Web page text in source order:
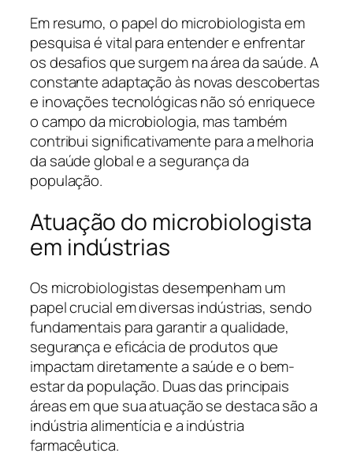
Em resumo, o papel do microbiologista em
pesquisa é vital para entender e enfrentar
os desafios que surgem na área da saúde. A
constante adaptação às novas descobertas
e inovações tecnológicas não só enriquece
o campo da microbiologia, mas também
contribui significativamente para a melhoria
da saúde global e a segurança da
população.
Atuação do microbiologista
em indústrias
Os microbiologistas desempenham um
papel crucial em diversas indústrias, sendo
fundamentais para garantir a qualidade,
segurança e eficácia de produtos que
impactam diretamente a saúde e o bem-
estar da população. Duas das principais
áreas em que sua atuação se destaca são a
indústria alimentícia e a indústria
farmacêutica.